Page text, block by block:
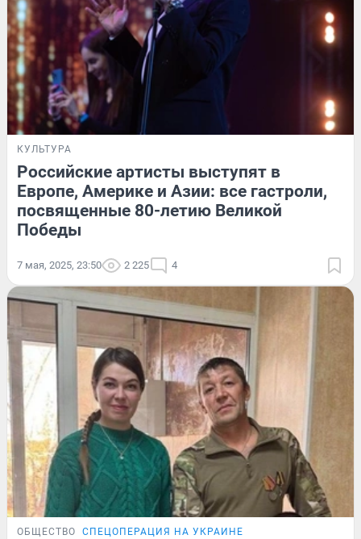
КУЛЬТУРА
Российские артисты выступят в
Европе, Америке и Азии: все гастроли,
посвященные 80-летию Великой
Победы
7 мая, 2025, 23:50 2 225 4
ОБЩЕСТВО СПЕЦОПЕРАЦИЯ НА УКРАИНЕ